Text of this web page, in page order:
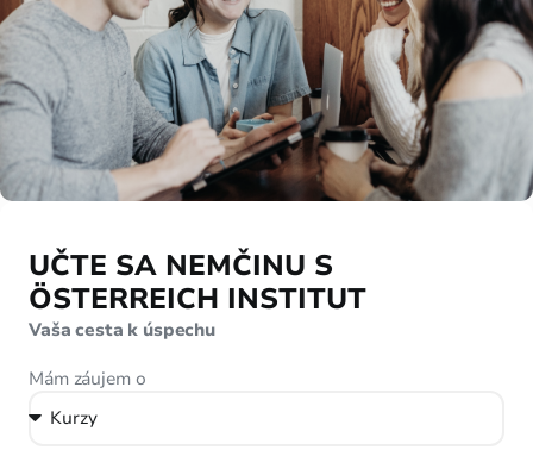
UČTE SA NEMČINU S
ÖSTERREICH INSTITUT
Vaša cesta k úspechu
Mám záujem o